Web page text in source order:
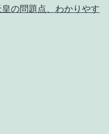
の問題点、わかりやす